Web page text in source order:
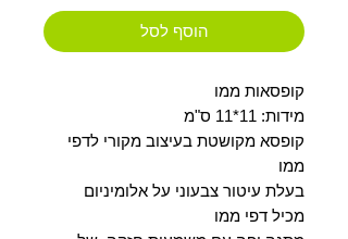
הוסף לסל
קופסאות ממו
מידות: 11*11 ס"מ
קופסא מקושטת בעיצוב מקורי לדפי
ממו
בעלת עיטור צבעוני על אלומיניום
מכיל דפי ממו